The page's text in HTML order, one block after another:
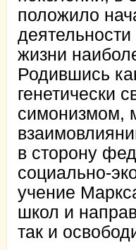
положило
жизни
Родившись
генетически
симонизмом,
в сторону
социально-
учение
школ и
так и